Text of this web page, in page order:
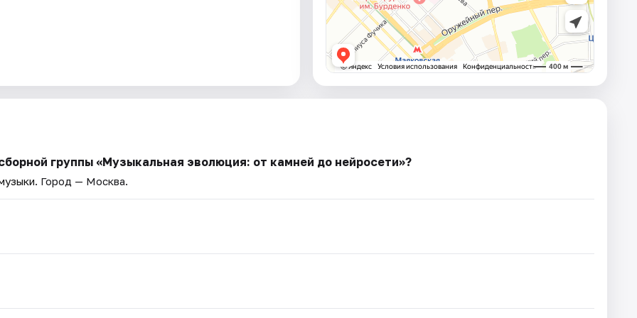
группы «Музыкальная эволюция: от камней до нейросeти»?
. Город — Москва.